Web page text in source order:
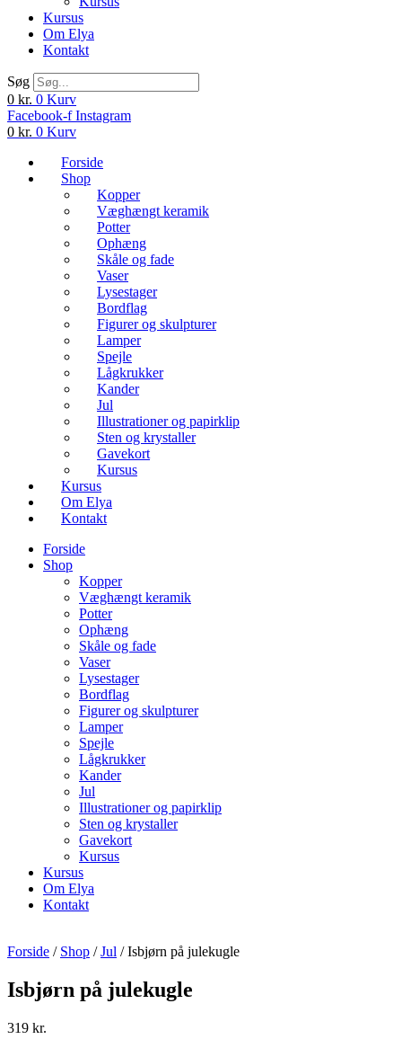
Kursus
Om Elya
Kontakt
Søg
0 kr. 0 Kurv
Facebook-f Instagram
0 kr. 0 Kurv
Forside
Shop
Kopper
Væghængt keramik
Potter
Ophæng
Skåle og fade
Vaser
Lysestager
Bordflag
Figurer og skulpturer
Lamper
Spejle
Lågkrukker
Kander
Jul
Illustrationer og papirklip
Sten og krystaller
Gavekort
Kursus
Kursus
Om Elya
Kontakt
Forside
Shop
Kopper
Væghængt keramik
Potter
Ophæng
Skåle og fade
Vaser
Lysestager
Bordflag
Figurer og skulpturer
Lamper
Spejle
Lågkrukker
Kander
Jul
Illustrationer og papirklip
Sten og krystaller
Gavekort
Kursus
Kursus
Om Elya
Kontakt
Forside / Shop /Jul / Isbjørn på julekugle
Isbjørn på julekugle
319 kr.